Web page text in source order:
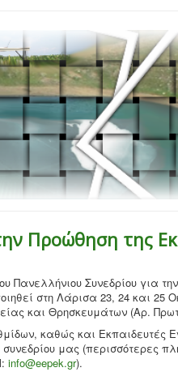
Προώθηση της
Πανελλήνιου Συνεδρίου για
στη Λάρισα 23, 24 και 25
και Θρησκευμάτων (Αρ.
καθώς και Εκπαιδευτές
μας (περισσότερες
info@eepek.gr).